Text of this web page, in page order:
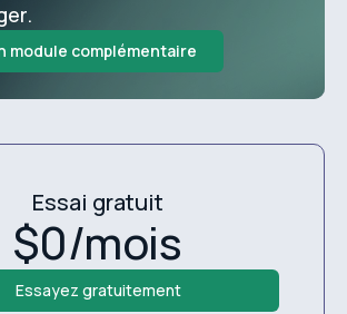
module complémentaire
Essai gratuit
$0/mois
Essayez gratuitement